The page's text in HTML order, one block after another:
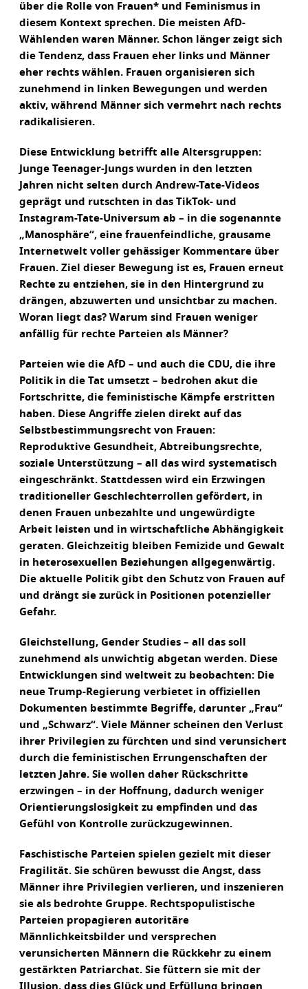
über die Rolle von Frauen* und Feminismus in
diesem Kontext sprechen. Die meisten AfD-
Wählenden waren Männer. Schon länger zeigt sich
die Tendenz, dass Frauen eher links und Männer
eher rechts wählen. Frauen organisieren sich
zunehmend in linken Bewegungen und werden
aktiv, während Männer sich vermehrt nach rechts
radikalisieren.
Diese Entwicklung betrifft alle Altersgruppen:
Junge Teenager-Jungs wurden in den letzten
Jahren nicht selten durch Andrew-Tate-Videos
geprägt und rutschten in das TikTok- und
Instagram-Tate-Universum ab – in die sogenannte
„Manosphäre“, eine frauenfeindliche, grausame
Internetwelt voller gehässiger Kommentare über
Frauen. Ziel dieser Bewegung ist es, Frauen erneut
Rechte zu entziehen, sie in den Hintergrund zu
drängen, abzuwerten und unsichtbar zu machen.
Woran liegt das? Warum sind Frauen weniger
anfällig für rechte Parteien als Männer?
Parteien wie die AfD – und auch die CDU, die ihre
Politik in die Tat umsetzt – bedrohen akut die
Fortschritte, die feministische Kämpfe erstritten
haben. Diese Angriffe zielen direkt auf das
Selbstbestimmungsrecht von Frauen:
Reproduktive Gesundheit, Abtreibungsrechte,
soziale Unterstützung – all das wird systematisch
eingeschränkt. Stattdessen wird ein Erzwingen
traditioneller Geschlechterrollen gefördert, in
denen Frauen unbezahlte und ungewürdigte
Arbeit leisten und in wirtschaftliche Abhängigkeit
geraten. Gleichzeitig bleiben Femizide und Gewalt
in heterosexuellen Beziehungen allgegenwärtig.
Die aktuelle Politik gibt den Schutz von Frauen auf
und drängt sie zurück in Positionen potenzieller
Gefahr.
Gleichstellung, Gender Studies – all das soll
zunehmend als unwichtig abgetan werden. Diese
Entwicklungen sind weltweit zu beobachten: Die
neue Trump-Regierung verbietet in offiziellen
Dokumenten bestimmte Begriffe, darunter „Frau“
und „Schwarz“. Viele Männer scheinen den Verlust
ihrer Privilegien zu fürchten und sind verunsichert
durch die feministischen Errungenschaften der
letzten Jahre. Sie wollen daher Rückschritte
erzwingen – in der Hoffnung, dadurch weniger
Orientierungslosigkeit zu empfinden und das
Gefühl von Kontrolle zurückzugewinnen.
Faschistische Parteien spielen gezielt mit dieser
Fragilität. Sie schüren bewusst die Angst, dass
Männer ihre Privilegien verlieren, und inszenieren
sie als bedrohte Gruppe. Rechtspopulistische
Parteien propagieren autoritäre
Männlichkeitsbilder und versprechen
verunsicherten Männern die Rückkehr zu einem
gestärkten Patriarchat. Sie füttern sie mit der
Illusion, dass dies Glück und Erfüllung bringen